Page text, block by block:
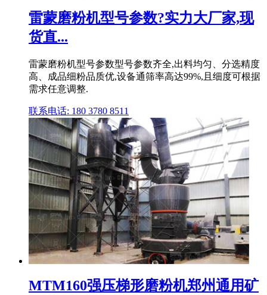
雷蒙磨粉机型号参数?实力大厂家,现
货直...
雷蒙磨粉机型号参数型号参数齐全,出料均匀、分选精度
高、成品细粉品质优,设备通筛率高达99%,且细度可根据
需求任意调整.
联系电话: 180 3780 8511
MTM160强压梯形磨粉机郑州通用矿